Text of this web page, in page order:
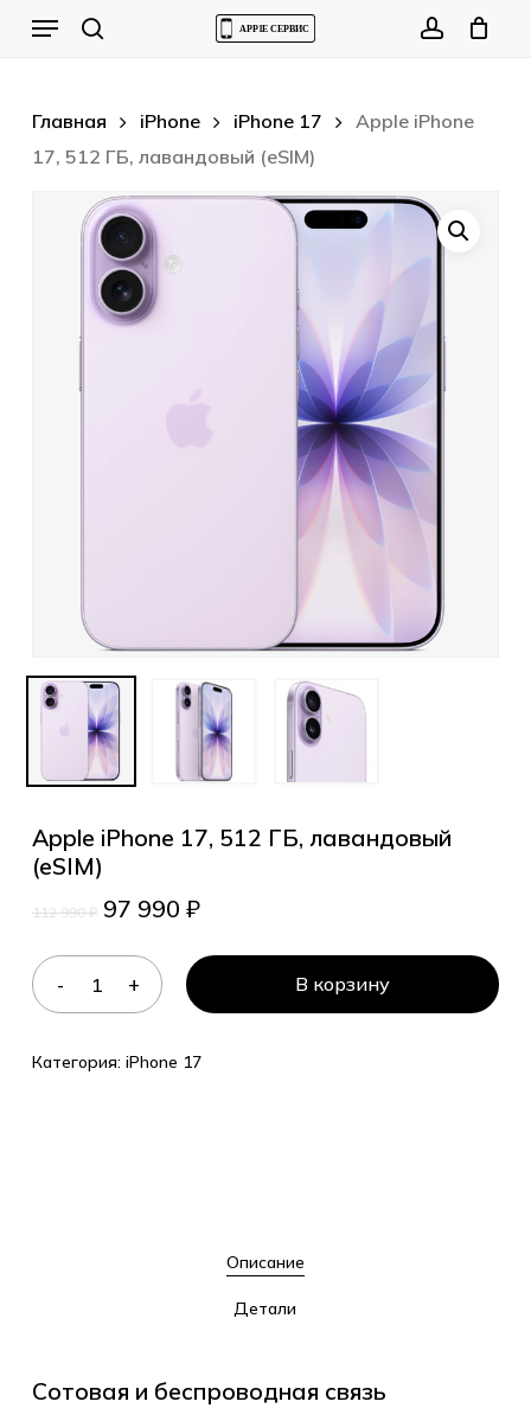
Menu
Главная iPhone iPhone 17
Apple iPhone
17, 512 ГБ, лавандовый (eSIM)
Apple iPhone 17, 512 ГБ, лавандовый
(eSIM)
112 990₽ 97 990 ₽
В корзину
Категория: iPhone 17
Описание
Детали
Сотовая и беспроводная связь